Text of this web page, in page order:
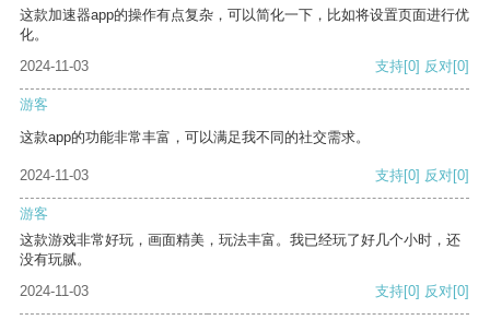
这款加速器app的操作有点复杂，可以简化一下，比如将设置页面进行优
化。
2024-11-03
支持[0] 反对[0]
游客
这款app的功能非常丰富，可以满足我不同的社交需求。
2024-11-03 支持[0] 反对[0]
游客
这款游戏非常好玩，画面精美，玩法丰富。我已经玩了好几个小时，还
没有玩腻。
2024-11-03
支持[0] 反对[0]